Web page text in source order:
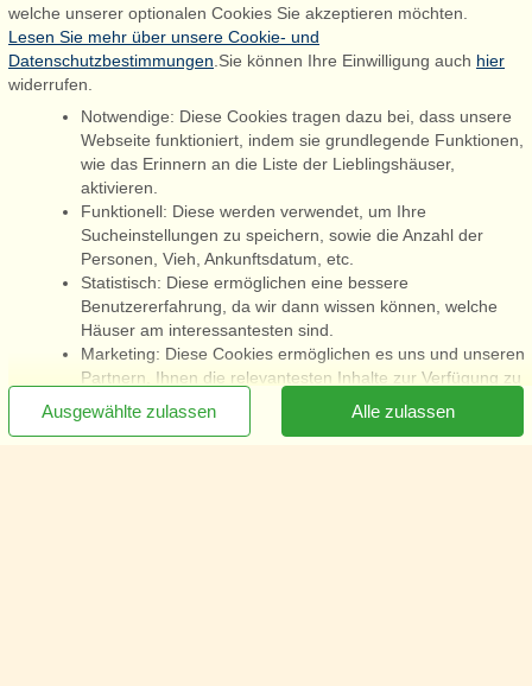
Newsletter jetzt abonnieren [x]
welche unserer optionalen Cookies Sie akzeptieren möchten.
Lesen Sie mehr über unsere Cookie- und
Datenschutzbestimmungen .Sie können Ihre Einwilligung auch hier
widerrufen.
Notwendige: Diese Cookies tragen dazu bei, dass unsere
Webseite funktioniert, indem sie grundlegende Funktionen,
wie das Erinnern an die Liste der Lieblingshäuser,
aktivieren.
Funktionell: Diese werden verwendet, um Ihre
Sucheinstellungen zu speichern, sowie die Anzahl der
Personen, Vieh, Ankunftsdatum, etc.
Statistisch: Diese ermöglichen eine bessere
Benutzererfahrung, da wir dann wissen können, welche
Häuser am interessantesten sind.
Marketing: Diese Cookies ermöglichen es uns und unseren
Partnern, Ihnen die relevantesten Inhalte zur Verfügung zu
stellen.
Alle zulassen
Ausgewählte zulassen